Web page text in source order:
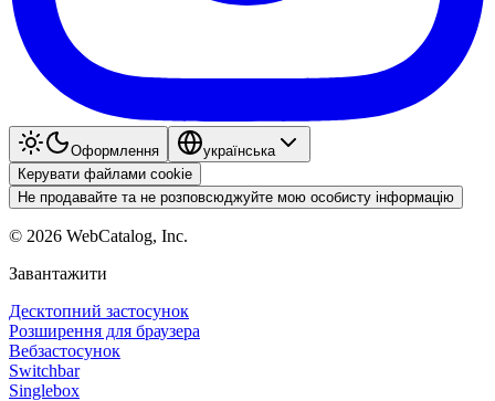
Оформлення
українська
Керувати файлами cookie
Не продавайте та не розповсюджуйте мою особисту інформацію
© 2026 WebCatalog, Inc.
Завантажити
Десктопний застосунок
Розширення для браузера
Вебзастосунок
Switchbar
Singlebox